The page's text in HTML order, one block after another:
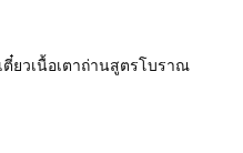
ยวเนื้อเตาถ่านสูตรโบราณ